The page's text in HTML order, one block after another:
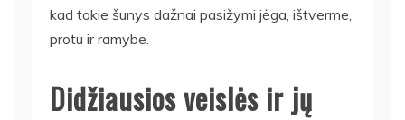
kad tokie šunys dažnai pasižymi jėga, ištverme,
protu ir ramybe.
Didžiausios veislės ir jų